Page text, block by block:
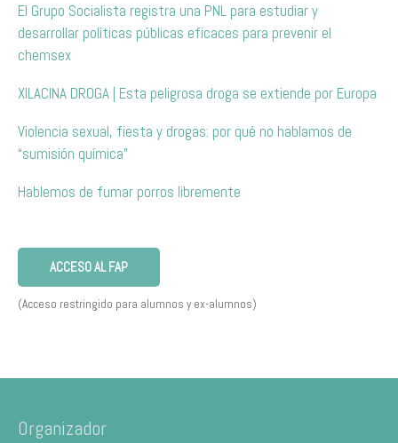
El Grupo Socialista registra una PNL para estudiar y
desarrollar políticas públicas eficaces para prevenir el
chemsex
XILACINA DROGA | Esta peligrosa droga se extiende por Europa
Violencia sexual, fiesta y drogas: por qué no hablamos de
“sumisión química”
Hablemos de fumar porros libremente
ACCESO AL FAP
(Acceso restringido para alumnos y ex-alumnos)
Organizador